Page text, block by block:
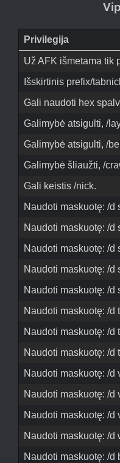
Privilegija
Už AFK išmetama tik
Išskirtinis prefix/
Gali naudoti hex
Galimybė atsigulti, /
Galimybė atsigulti, /
Galimybė šliaužti, /
Gali keistis /nick.
Naudoti maskuotę: /d
Naudoti maskuotę: /d
Naudoti maskuotę: /d
Naudoti maskuotę: /d
Naudoti maskuotę: /d
Naudoti maskuotę: /
Naudoti maskuotę: /d
Naudoti maskuotę: /d
Naudoti maskuotę: /d
Naudoti maskuotę: /d
Naudoti maskuotę: /d
Naudoti maskuotę: /d
Naudoti maskuotę: /d